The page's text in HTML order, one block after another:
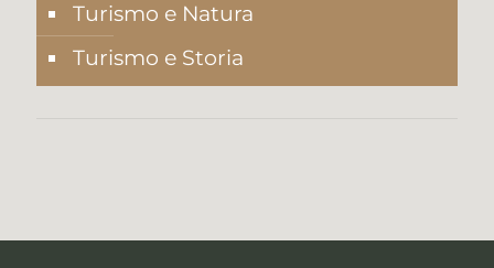
Turismo e Natura
Turismo e Storia